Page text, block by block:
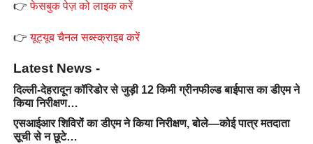
👉फेसबुक पेज़ को लाइक करें
👉यूट्यूब चैनल सब्स्क्राइब करें
Latest News -
दिल्ली-देहरादून कॉरिडोर से जुड़ी 12 किमी ग्रीनफील्ड बाईपास का डीएम ने
किया निरीक्षण…
एसआईआर शिविरों का डीएम ने किया निरीक्षण, बोले—कोई पात्र मतदाता
सूची से न छूटे…